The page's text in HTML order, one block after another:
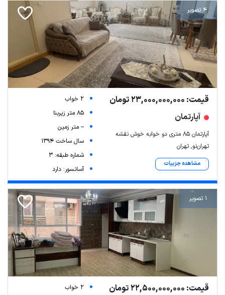
4 تصویر
قیمت: 23,000,000,000 تومان
آپارتمان
آپارتمان ۸۵ متری دو خوابه خوش نقشه
تهران‌نو, تهران
مشاهده جزییات
2 خواب
85 متر زیربنا
-- متر زمین
سال ساخت 1394
شماره طبقه: 3
آسانسور: دارد
1 تصویر
قیمت: 22,500,000,000 تومان
2 خواب